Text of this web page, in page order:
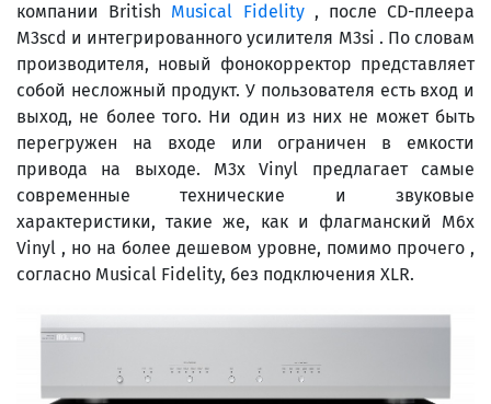
компании British Musical Fidelity, после CD-плеера
M3scd и интегрированного усилителя M3si . По словам
производителя, новый фонокорректор представляет
собой несложный продукт. У пользователя есть вход и
выход, не более того. Ни один из них не может быть
перегружен на входе или ограничен в емкости
привода на выходе. M3x Vinyl предлагает самые
современные технические и звуковые
характеристики, такие же, как и флагманский M6x
Vinyl , но на более дешевом уровне, помимо прочего ,
согласно Musical Fidelity, без подключения XLR.